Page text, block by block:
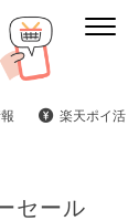
楽天ポイ活
セール